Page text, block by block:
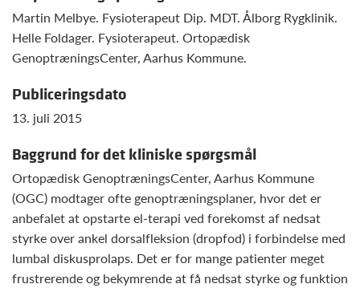
Martin Melbye. Fysioterapeut Dip. MDT. Ålborg Rygklinik.
Helle Foldager. Fysioterapeut. Ortopædisk
GenoptræningsCenter, Aarhus Kommune.
Publiceringsdato
13. juli 2015
Baggrund for det kliniske spørgsmål
Ortopædisk GenoptræningsCenter, Aarhus Kommune
(OGC) modtager ofte genoptræningsplaner, hvor det er
anbefalet at opstarte el-terapi ved forekomst af nedsat
styrke over ankel dorsalfleksion (dropfod) i forbindelse med
lumbal diskusprolaps. Det er for mange patienter meget
frustrerende og bekymrende at få nedsat styrke og funktion